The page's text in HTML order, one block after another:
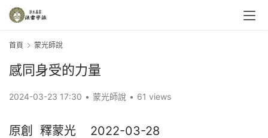
首頁 蒙光師說
感同身受的力量
2024-03-23 17:30 • 蒙光師說 • 61 views
原創  釋蒙光    2022-03-28​​